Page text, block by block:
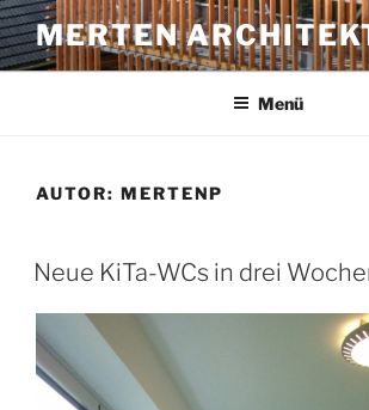
Zum
Inhalt
springen
MERTEN
Menü
AUTOR: MERTENP
VERÖFFENTLICHT
AM
Neue KiTa-WCs in drei